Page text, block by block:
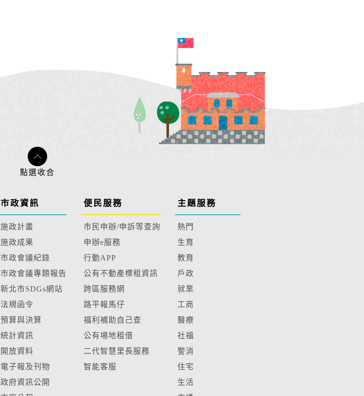
市政資訊
施政計畫
施政成果
市政會議紀錄
市政會議專題報告
新北市SDGs網站
法規函令
預算與決算
統計資訊
開放資料
電子報及刊物
政府資訊公開
便民服務
市民申辦/申訴等查詢
申辦e服務
行動APP
公有不動產標租資訊
跨區服務網
路平報馬仔
福利補助自己查
公有場地租借
二代智慧里長服務
智能客服
主題服務
熱門
生育
教育
戶政
就業
工商
醫療
社福
警消
住宅
生活